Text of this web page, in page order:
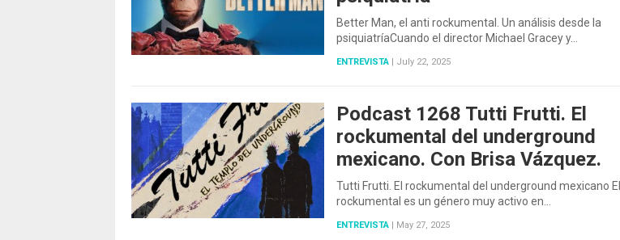
Better Man, el anti rockumental. Un análisis desde la
psiquiatríaCuando el director Michael Gracey y…
ENTREVISTA | July 22, 2025
Podcast 1268 Tutti Frutti. El
rockumental del underground
mexicano. Con Brisa Vázquez.
Tutti Frutti. El rockumental del underground mexicano El
rockumental es un género muy activo en…
ENTREVISTA | May 27, 2025